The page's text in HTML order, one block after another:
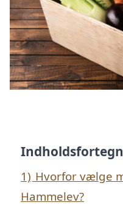
1) Hvorfor vælge
Hammelev?